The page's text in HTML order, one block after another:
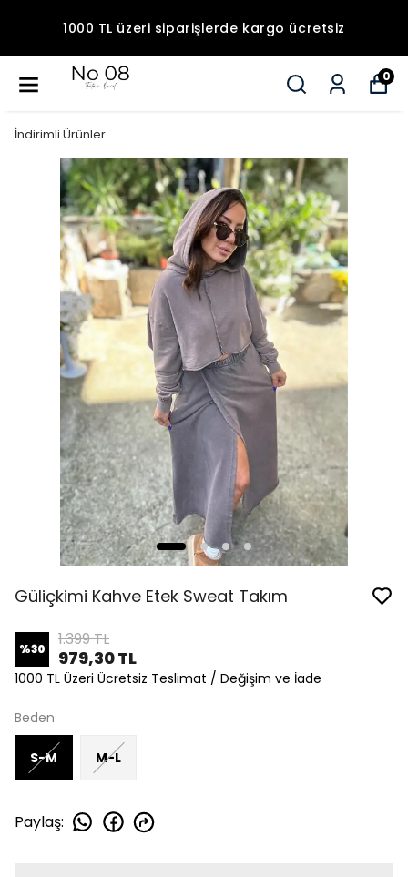
1000 TL üzeri siparişlerde kargo ücretsiz
0
İndirimli Ürünler
Güliçkimi Kahve Etek Sweat Takım
%30 1.399 TL
979,30 TL
1000 TL Üzeri Ücretsiz Teslimat / Değişim ve İade
Beden
S-M M-L
Paylaş: